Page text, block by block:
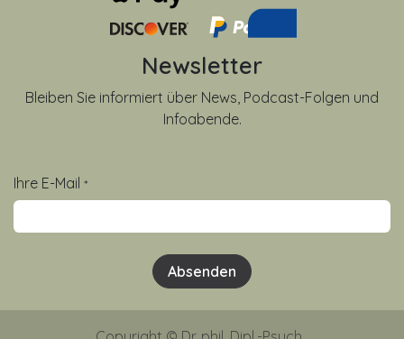
Newsletter
Bleiben Sie informiert über News, Podcast-Folgen und
Infoabende.
Ihre E-Mail *
Absenden